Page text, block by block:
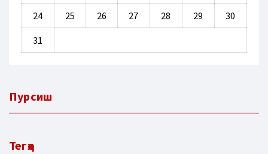
24 25 26 27 28 29 30
31
Пурсиш
Тегҳо